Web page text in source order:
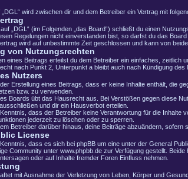
wird zwischen dir und dem Betreiber ein Vertrag mit
„DGL“ (im Folgenden „das Board“) schließt du einen
Regelungen nicht einverstanden bist, so darfst du das
wird auf unbestimmte Zeit geschlossen und kann von
von Nutzungsrechten
eines Beitrags erteilst du dem Betreiber ein einfaches,
nach Punkt 2, Unterpunkt a bleibt auch nach Kündigung des
Nutzers
Erstellung eines Beitrags, dass er keine Inhalte enthält, die
bzw. zu verwenden.
Boards übt das Hausrecht aus. Bei Verstößen gegen diese
und dir ein Hausverbot erteilen.
dass der Betreiber keine Verantwortung für die Inhalte
jederzeit zu löschen oder zu sperren.
Betreiber darüber hinaus, deine Beiträge abzuändern,
License
dass es sich bei phpBB um eine unter der General
Community unter www.phpbb.de zur Verfügung gestellt.
oder auf Inhalte fremder Foren Einfluss nehmen.
mit Ausnahme der Verletzung von Leben, Körper und